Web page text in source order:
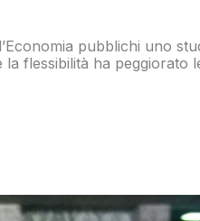
pubblichi uno
flessibilità ha peggiorato